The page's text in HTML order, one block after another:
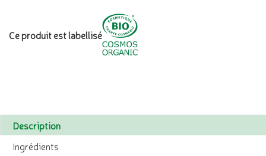
Ce produit est labellisé
Description
Ingrédients